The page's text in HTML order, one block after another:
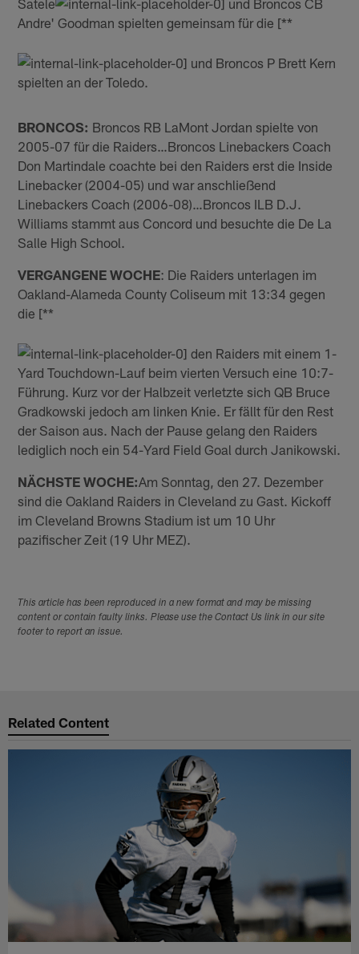
Andre' Goodman spielten gemeinsam für die [**
und Broncos P Brett Kern
spielten an der Toledo.
BRONCOS: Broncos RB LaMont Jordan spielte von
2005-07 für die Raiders…Broncos Linebackers Coach
Don Martindale coachte bei den Raiders erst die Inside
Linebacker (2004-05) und war anschließend
Linebackers Coach (2006-08)…Broncos ILB D.J.
Williams stammt aus Concord und besuchte die De La
Salle High School.
VERGANGENE WOCHE: Die Raiders unterlagen im
Oakland-Alameda County Coliseum mit 13:34 gegen
die [**
den Raiders mit einem 1-
Yard Touchdown-Lauf beim vierten Versuch eine 10:7-
Führung. Kurz vor der Halbzeit verletzte sich QB Bruce
Gradkowski jedoch am linken Knie. Er fällt für den Rest
der Saison aus. Nach der Pause gelang den Raiders
lediglich noch ein 54-Yard Field Goal durch Janikowski.
NÄCHSTE WOCHE:Am Sonntag, den 27. Dezember
sind die Oakland Raiders in Cleveland zu Gast. Kickoff
im Cleveland Browns Stadium ist um 10 Uhr
pazifischer Zeit (19 Uhr MEZ).
This article has been reproduced in a new format and may be missing
content or contain faulty links. Please use the Contact Us link in our site
footer to report an issue.
Related Content